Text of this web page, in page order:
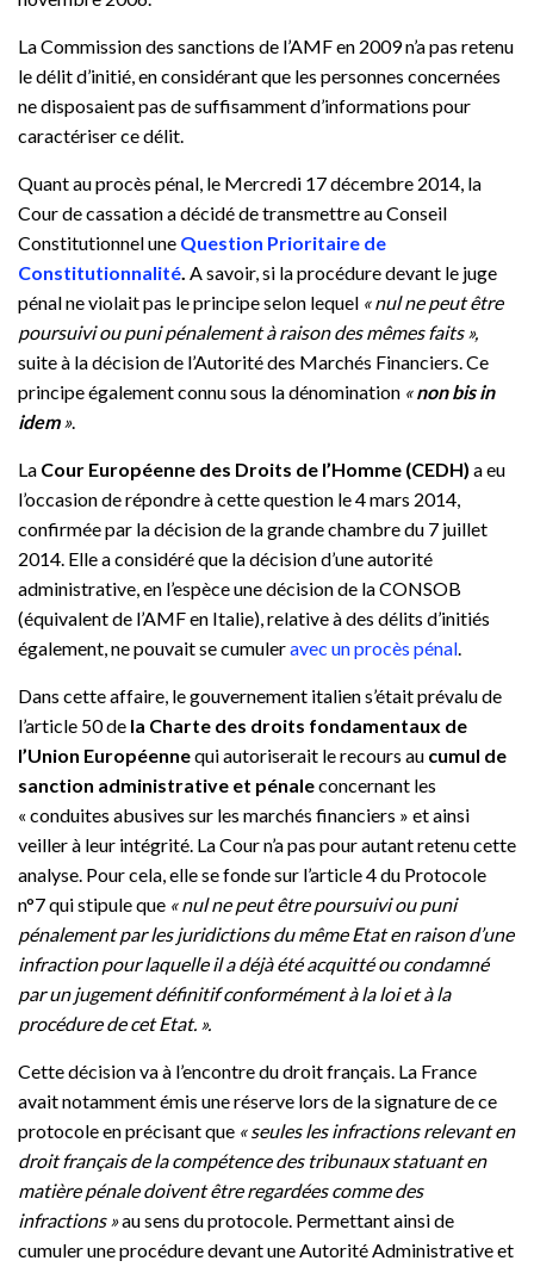
La Commission des sanctions de l’AMF en 2009 n’a pas retenu
le délit d’initié, en considérant que les personnes concernées
ne disposaient pas de suffisamment d’informations pour
caractériser ce délit.
Quant au procès pénal, le Mercredi 17 décembre 2014, la
Cour de cassation a décidé de transmettre au Conseil
Constitutionnel une Question Prioritaire de
Constitutionnalité. A savoir, si la procédure devant le juge
pénal ne violait pas le principe selon lequel « nul ne peut être
poursuivi ou puni pénalement à raison des mêmes faits »,
suite à la décision de l’Autorité des Marchés Financiers. Ce
principe également connu sous la dénomination «non bis in
idem».
La Cour Européenne des Droits de l’Homme (CEDH) a eu
l’occasion de répondre à cette question le 4 mars 2014,
confirmée par la décision de la grande chambre du 7 juillet
2014. Elle a considéré que la décision d’une autorité
administrative, en l’espèce une décision de la CONSOB
(équivalent de l’AMF en Italie), relative à des délits d’initiés
également, ne pouvait se cumuleravec un procès pénal.
Dans cette affaire, le gouvernement italien s’était prévalu de
l’article 50 de la Charte des droits fondamentaux de
l’Union Européennequi autoriserait le recours au cumul de
sanction administrative et pénaleconcernant les
« conduites abusives sur les marchés financiers » et ainsi
veiller à leur intégrité. La Cour n’a pas pour autant retenu cette
analyse. Pour cela, elle se fonde sur l’article 4 du Protocole
n°7 qui stipule que « nul ne peut être poursuivi ou puni
pénalement par les juridictions du même Etat en raison d’une
infraction pour laquelle il a déjà été acquitté ou condamné
par un jugement définitif conformément à la loi et à la
procédure de cet Etat. ».
Cette décision va à l’encontre du droit français. La France
avait notamment émis une réserve lors de la signature de ce
protocole en précisant que « seules les infractions relevant en
droit français de la compétence des tribunaux statuant en
matière pénale doivent être regardées comme des
infractions »au sens du protocole. Permettant ainsi de
cumuler une procédure devant une Autorité Administrative et